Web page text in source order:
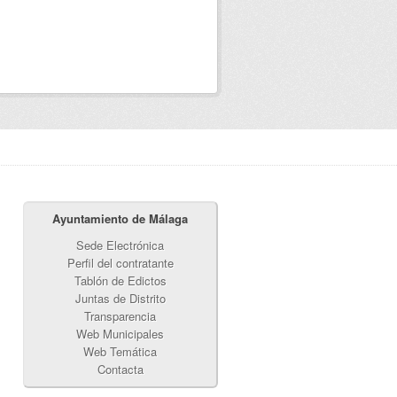
Ayuntamiento de Málaga
Sede Electrónica
Perfil del contratante
Tablón de Edictos
Juntas de Distrito
Transparencia
Web Municipales
Web Temática
Contacta